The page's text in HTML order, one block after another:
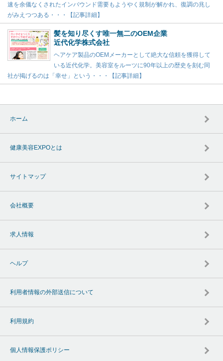
速を余儀なくされたインバウンド需要もようやく規制が解かれ、復調の兆し
がみえつつある・・・【記事詳細】
髪を知り尽くす唯一無二のOEM企業
近代化学株式会社
ヘアケア製品のOEMメーカーとして絶大な信頼を獲得して
いる近代化学。美容室をルーツに90年以上の歴史を刻む同
社が掲げるのは「幸せ」という・・・【記事詳細】
ホーム
健康美容EXPOとは
サイトマップ
会社概要
求人情報
ヘルプ
利用者情報の外部送信について
利用規約
個人情報保護ポリシー